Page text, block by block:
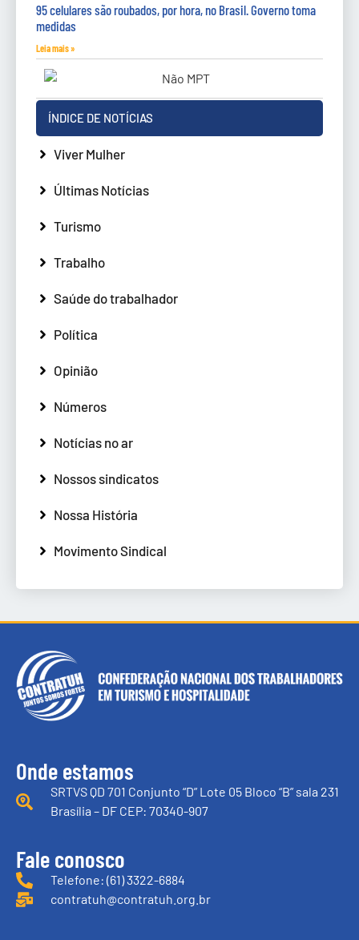
95 celulares são roubados, por hora, no Brasil. Governo toma
medidas
Leia mais »
ÍNDICE DE NOTÍCIAS
Viver Mulher
Últimas Notícias
Turismo
Trabalho
Saúde do trabalhador
Política
Opinião
Números
Notícias no ar
Nossos sindicatos
Nossa História
Movimento Sindical
Onde estamos
SRTVS QD 701 Conjunto “D” Lote 05 Bloco “B” sala 231
Brasília – DF CEP: 70340-907
Fale conosco
Telefone: (61) 3322-6884
contratuh@contratuh.org.br